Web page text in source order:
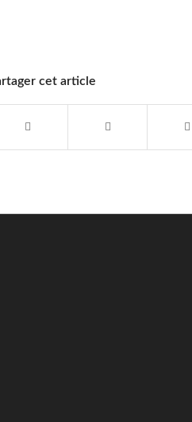
cet article